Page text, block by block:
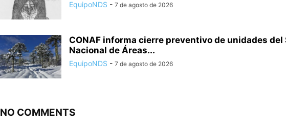
EquipoNDS - 7 de agosto de 2026
CONAF informa cierre preventivo de unidades del
Nacional de Áreas...
EquipoNDS - 7 de agosto de 2026
NO COMMENTS